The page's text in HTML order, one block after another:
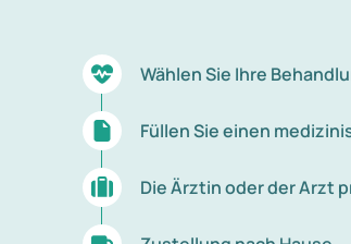
Wählen Sie Ihre
Füllen Sie einen
Die Ärztin oder der Arzt